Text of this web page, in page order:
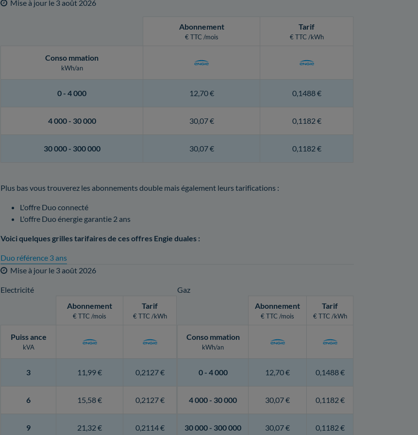
Mise à jour le 3 août 2026
Abonnement
€ TTC /mois
Tarif
€ TTC /kWh
Conso mmation
kWh/an
0 -4 000 12,70 € 0,1488 €
4 000 - 30 000 30,07 € 0,1182 €
30 000 - 300 000 30,07 € 0,1182 €
Plus bas vous trouverez les abonnements double mais également leurs tarifications :
L'offre Duo connecté
L'offre Duo énergie garantie 2 ans
Voici quelques grilles tarifaires de ces offres Engie duales :
Duo référence 3 ans
Mise à jour le 3 août 2026
Electricité
Abonnement
€ TTC /mois
Tarif
€ TTC /kWh
Puissance
kVA
3 11,99 € 0,2127 €
6 15,58 € 0,2127 €
9 21,32 € 0,2114 €
Gaz
Abonnement
€ TTC /mois
Tarif
€ TTC /kWh
Conso mmation
kWh/an
0 - 4 000 12,70 € 0,1488 €
4 000 - 30 000 30,07 € 0,1182 €
30 000 - 300 000 30,07 € 0,1182 €